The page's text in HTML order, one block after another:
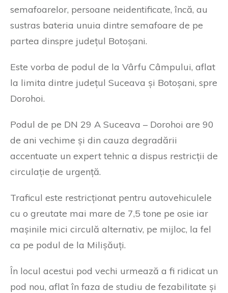
semafoarelor, persoane neidentificate, încă, au
sustras bateria unuia dintre semafoare de pe
partea dinspre județul Botoșani.
Este vorba de podul de la Vârfu Câmpului, aflat
la limita dintre județul Suceava și Botoșani, spre
Dorohoi.
Podul de pe DN 29 A Suceava – Dorohoi are 90
de ani vechime și din cauza degradării
accentuate un expert tehnic a dispus restricții de
circulație de urgență.
Traficul este restricționat pentru autovehiculele
cu o greutate mai mare de 7,5 tone pe osie iar
mașinile mici circulă alternativ, pe mijloc, la fel
ca pe podul de la Milișăuți.
În locul acestui pod vechi urmează a fi ridicat un
pod nou, aflat în faza de studiu de fezabilitate și